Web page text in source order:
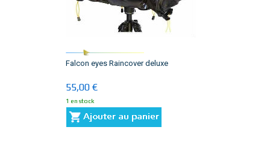
Falcon eyes Raincover deluxe
55,00 €
1 en stock